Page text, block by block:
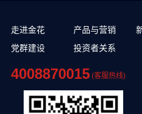
走进金花 产品与营销
党群建设
投资者关系
4008870015 (客服热线)